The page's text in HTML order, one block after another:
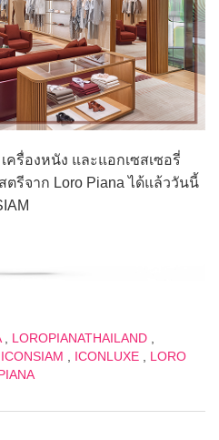
รื่องหนัง และแอกเซสเซอรี่
รีจาก Loro Piana ได้แล้ววันนี้
, LOROPIANATHAILAND,
ICONSIAM ICONLUXE, LORO